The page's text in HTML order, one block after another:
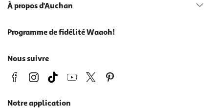
À propos d'Auchan
Programme de fidélité Waaoh!
Nous suivre
Notre application